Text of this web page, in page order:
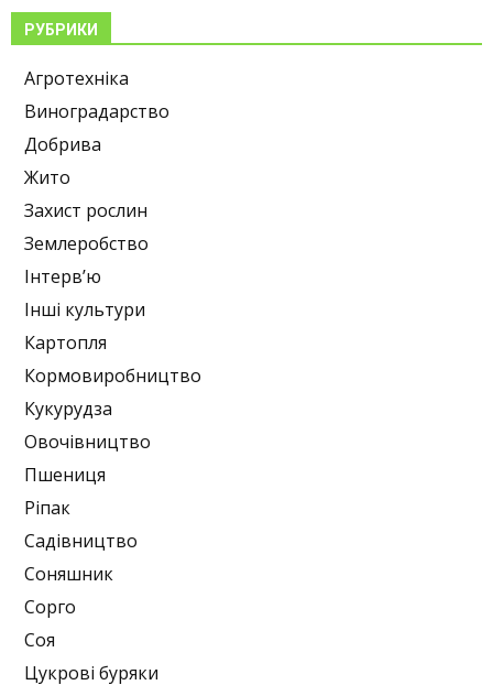
РУБРИКИ
Агротехніка
Виноградарство
Добрива
Жито
Захист рослин
Землеробство
Інтерв’ю
Інші культури
Картопля
Кормовиробництво
Кукурудза
Овочівництво
Пшениця
Ріпак
Садівництво
Соняшник
Сорго
Соя
Цукрові буряки